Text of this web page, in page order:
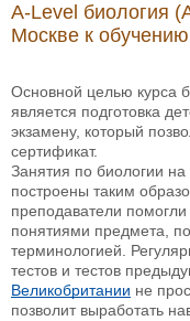
A-Level биология
Москве к
Основной целью курса
является подготовка
экзамену, который
сертификат.
Занятия по биологии
построены таким
преподаватели
понятиями предмета,
терминологией.
тестов и тестов
Великобритании не
позволит выработать